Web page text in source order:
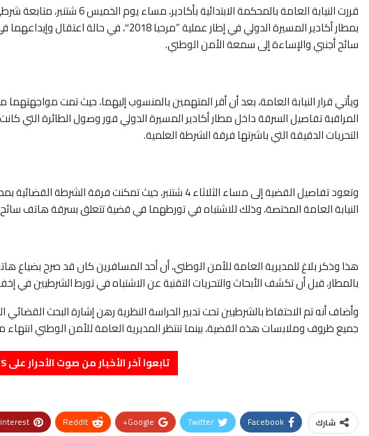
قررت النيابة العامة بالمحكمة الابتدائية بأكادير، مساء يوم الخميس 6 شتنبر،
متابعة
بمطار أكادير المسيرة الدولي في إطار عملية
سائح أجنبي والإساءة إلى سمعة الأمن الوطني.
ويأتي قرار النيابة العامة، بعد أن أقر المتهمين بالمنسوب إليهما، حيث تمت
المراقبة تفاصيل السرقة داخل مطار أكادير المسيرة الدولي فور وصول الطائرة التي كانت
التحريات الدقيقة التي باشرتها فرقة الشرطة العلمية.
وتعود تفاصيل القضية إلى مساء الثلاثاء 4 شتنبر، حيث
النيابة العامة المختصة، وذلك للاشتباه في تورطهما في قضية تتعلق بسرقة هاتف
هذا وذكر بلاغ للمديرية العامة للأمن الوطني، أن أحد المسافرين كان قد صرح بضياع
بالمطار، قبل أن تكشف الأبحاث والتحريات التقنية عن الاشتباه في تورط الشرطيين في
وأضاف أنه تم الاحتفاظ بالشرطيين تحت تدبير الحراسة النظرية رهن إشارة البحث
جميع ظروف وملابسات هذه القضية، بينما تنتظر المديرية العامة للأمن الوطني انتهاء
تابعوا آخر الأخبار من صوت الأحرار على GOOGLE NEWS
شارك Facebook
Twitter
Google+
ReddIt